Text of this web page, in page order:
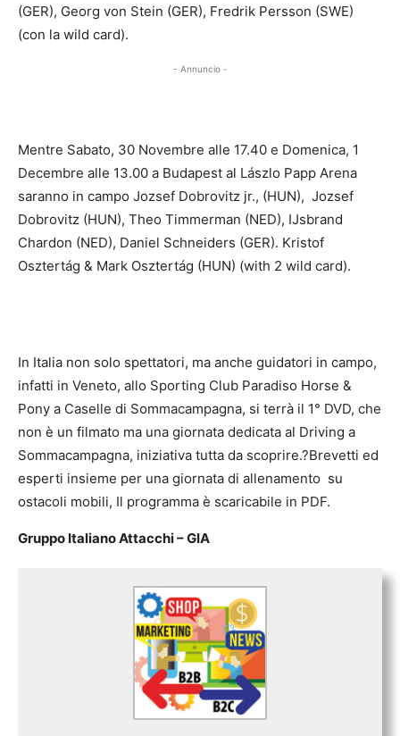
(GER), Georg von Stein (GER), Fredrik Persson (SWE)
(con la wild card).
- Annuncio -
Mentre Sabato, 30 Novembre alle 17.40 e Domenica, 1
Decembre alle 13.00 a Budapest al Lászlo Papp Arena
saranno in campo Jozsef Dobrovitz jr., (HUN), Jozsef
Dobrovitz (HUN), Theo Timmerman (NED), IJsbrand
Chardon (NED), Daniel Schneiders (GER). Kristof
Osztertág & Mark Osztertág (HUN) (with 2 wild card).
In Italia non solo spettatori, ma anche guidatori in campo,
infatti in Veneto, allo Sporting Club Paradiso Horse &
Pony a Caselle di Sommacampagna, si terrà il 1° DVD, che
non è un filmato ma una giornata dedicata al Driving a
Sommacampagna, iniziativa tutta da scoprire.?Brevetti ed
esperti insieme per una giornata di allenamento su
ostacoli mobili, Il programma è scaricabile in PDF.
Gruppo Italiano Attacchi – GIA